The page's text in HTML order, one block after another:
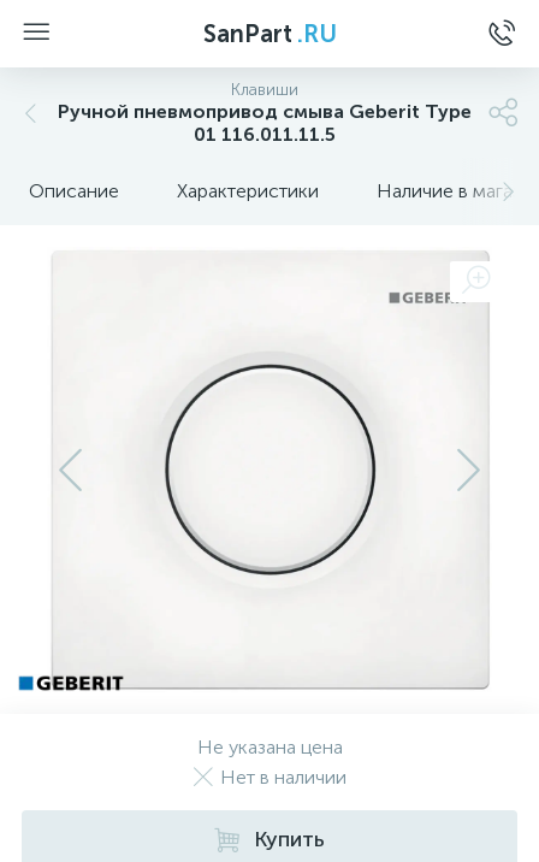
SanPart .RU
Клавиши
Ручной пневмопривод смыва Geberit Type
01 116.011.11.5
Описание Характеристики Наличие в
Не указана цена
Нет в наличии
Купить